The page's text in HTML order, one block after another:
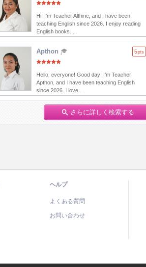
Hi! I’m Teacher Althine, and I have been
teaching English since 2026. I enjoy reading
English books...
Apthon 5pts
Hello, everyone! Good day! I’m Teacher
Apthon, and I have been teaching English
since 2026. I love ...
さらに詳しく検索する
ヘルプ
よくある質問
お問い合わせ